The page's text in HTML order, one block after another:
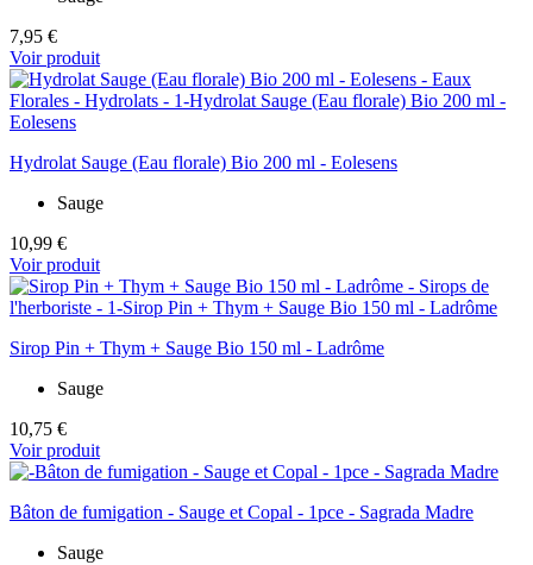
7,95 €
Voir produit
Hydrolat Sauge (Eau florale) Bio 200 ml - Eolesens
Sauge
10,99 €
Voir produit
Sirop Pin + Thym + Sauge Bio 150 ml - Ladrôme
Sauge
10,75 €
Voir produit
Bâton de fumigation - Sauge et Copal - 1pce - Sagrada Madre
Sauge